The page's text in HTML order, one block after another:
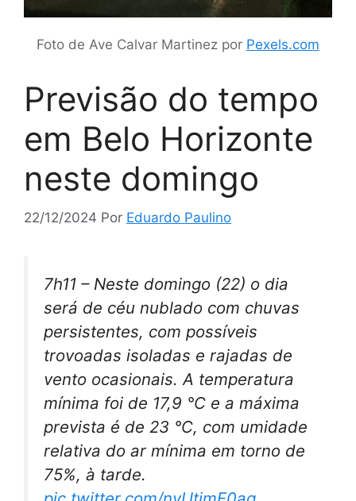
Foto de Ave Calvar Martinez por Pexels.com
Previsão do tempo
em Belo Horizonte
neste domingo
22/12/2024 Por Eduardo Paulino
7h11 – Neste domingo (22) o dia
será de céu nublado com chuvas
persistentes, com possíveis
trovoadas isoladas e rajadas de
vento ocasionais. A temperatura
mínima foi de 17,9 °C e a máxima
prevista é de 23 °C, com umidade
relativa do ar mínima em torno de
75%, à tarde.